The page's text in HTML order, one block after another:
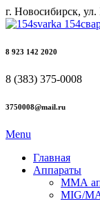
г. Новосибирск,
8 923 142 2020
8 (383) 375-0008
3750008@mail.ru
Menu
Главная
Аппараты
ММА
MIG/